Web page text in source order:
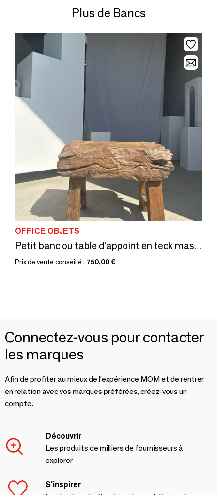
apporte une assise confortable et résistante ainsi qu'un
coté original et moderne. Agrémenter votre déco en y
Plus de Bancs
OFFICE OBJETS
Petit banc ou table d'appoint en teck massif asiatique
Prix de vente conseillé : 750,00 €
Connectez-vous pour contacter
les marques
Afin de profiter au mieux de l'expérience MOM et de rentrer
en relation avec vos marques préférées, créez-vous un
compte.
Découvrir
Les produits de milliers de fournisseurs à
explorer
S'inspirer